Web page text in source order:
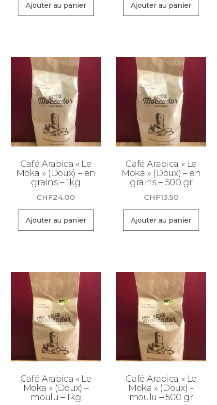
Ajouter au panier Ajouter au panier
Café Arabica « Le
Moka » (Doux) – en
grains – 1kg
CHF24.00
Ajouter au panier
Café Arabica « Le
Moka » (Doux) – en
grains – 500 gr
CHF13.50
Ajouter au panier
Café Arabica « Le
Moka » (Doux) –
moulu – 1kg
Café Arabica « Le
Moka » (Doux) –
moulu – 500 gr